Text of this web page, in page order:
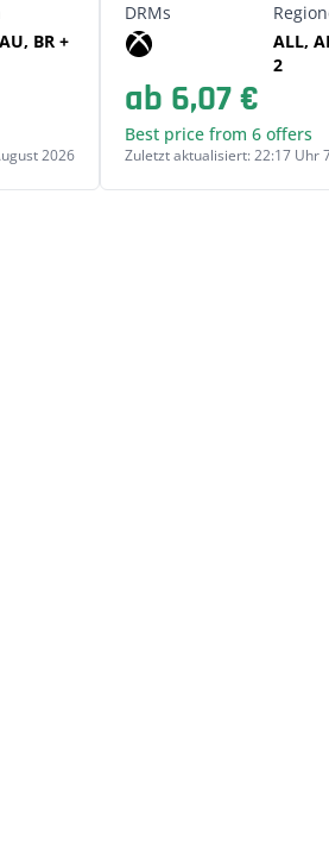
BR +
2026
DRMs
ALL,
2
ab 6,07 €
Best price from 6 offers
Zuletzt aktualisiert: 22:17 Uhr